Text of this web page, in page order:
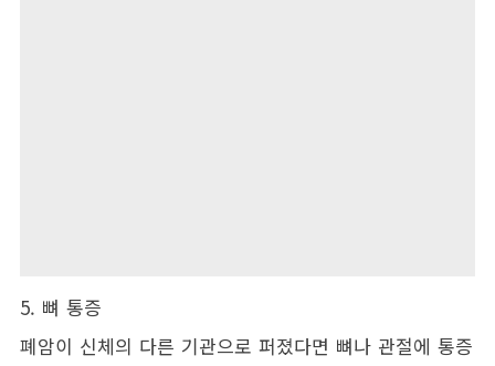
5. 뼈 통증
폐암이 신체의 다른 기관으로 퍼졌다면 뼈나 관절에 통증